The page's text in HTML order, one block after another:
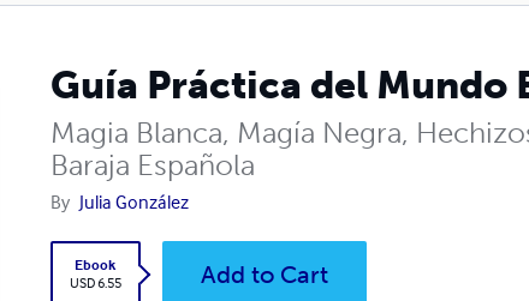
Guía Práctica del Mundo
Magia Blanca, Magía Negra,
Baraja Española
By Julia González
Ebook
USD 6.55
Add to Cart